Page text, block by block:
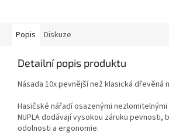
Popis Diskuze
Detailní popis produktu
Násada 10x pevnější než klasická dřevěná
Hasičské nářadí osazenými
NUPLA dodávají vysokou záruku pevnosti,
odolnosti a ergonomie.